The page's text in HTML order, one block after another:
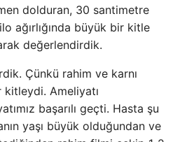
dolduran, 30 santimetre
ağırlığında büyük bir kitle
değerlendirdik.
Çünkü rahim ve karnı
Ameliyatı
başarılı geçti. Hasta şu
yaşı büyük olduğundan ve